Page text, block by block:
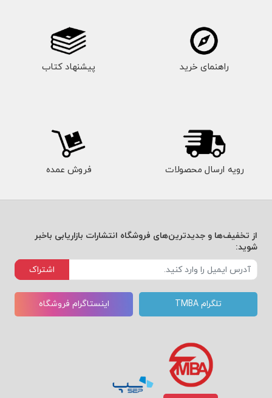
راهنمای خرید پیشنهاد کتاب
رویه ارسال محصولات فروش عمده
از تخفیف‌ها و جدیدترین‌های فروشگاه انتشارات بازاریابی باخبر
شوید:
اشتراک
تلگرام TMBA اینستاگرام فروشگاه